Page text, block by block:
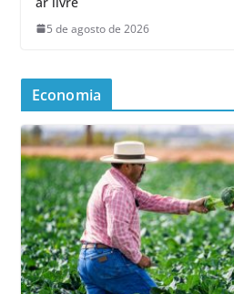
5 de agosto de 2026
Economia